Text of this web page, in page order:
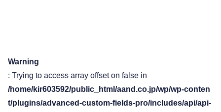
Warning
: Trying to access array offset on false in
/home/kir603592/public_html/aand.co.jp/wp/wp-conten
t/plugins/advanced-custom-fields-pro/includes/api/api-